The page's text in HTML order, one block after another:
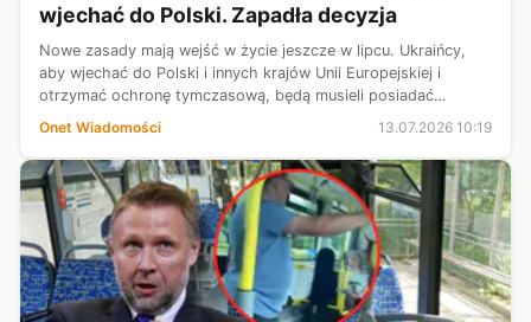
wjechać do Polski. Zapadła decyzja
Nowe zasady mają wejść w życie jeszcze w lipcu. Ukraińcy,
aby wjechać do Polski i innych krajów Unii Europejskiej i
otrzymać ochronę tymczasową, będą musieli posiadać
zaświadczenie, że są wyłączeni z mobilizacji wojskowej w
Onet Wiadomości 13.07.2026 10:19